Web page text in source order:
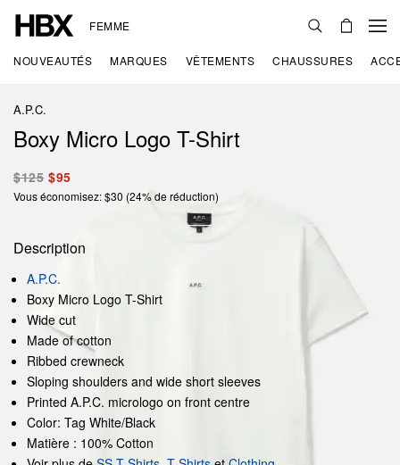
FEMME
NOUVEAUTÉS MARQUES VÊTEMENTS CHAUSSURES
A.P.C.
Boxy Micro Logo T-Shirt
$125 $95
Vous économisez: $30 (24% de réduction)
Description
A.P.C.
Boxy Micro Logo T-Shirt
Wide cut
Made of cotton
Ribbed crewneck
Sloping shoulders and wide short sleeves
Printed A.P.C. micrologo on front centre
Color: Tag White/Black
Matière : 100% Cotton